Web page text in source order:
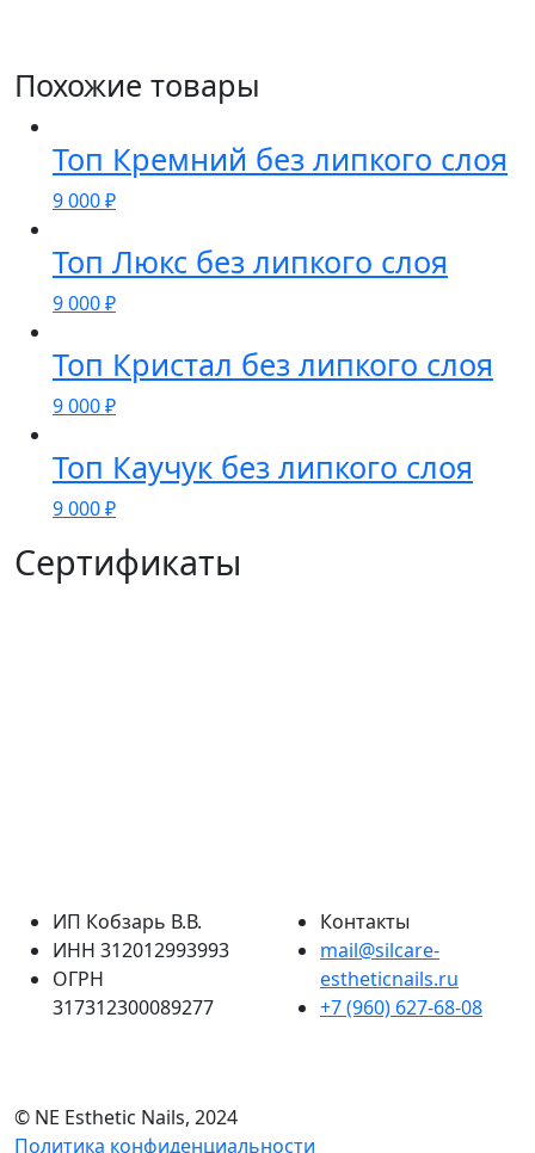
Похожие товары
Топ Кремний без липкого слоя
9 000₽
Топ Люкс без липкого слоя
9 000₽
Топ Кристал без липкого слоя
9 000₽
Топ Каучук без липкого слоя
9 000₽
Сертификаты
ИП Кобзарь В.В.
ИНН 312012993993
ОГРН
317312300089277
Контакты
mail@silcare-
estheticnails.ru
+7 (960) 627-68-08
© NE Esthetic Nails, 2024
Политика конфиденциальности